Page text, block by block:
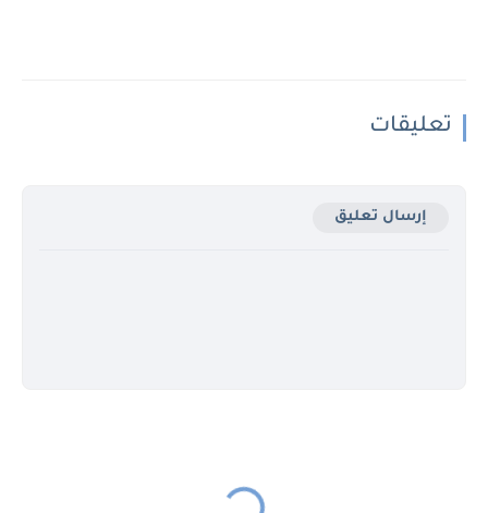
تعليقات
إرسال تعليق